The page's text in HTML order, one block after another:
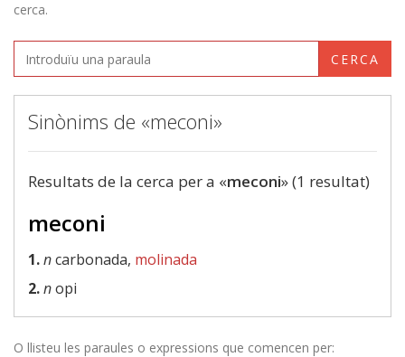
cerca.
CERCA
Sinònims de «meconi»
Resultats de la cerca per a «meconi» (1 resultat)
meconi
1.ncarbonada, molinada
2.nopi
O llisteu les paraules o expressions que comencen per: